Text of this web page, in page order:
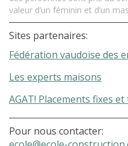
valeur d’un féminin et d’un
Sites partenaires:
Fédération vaudoise des
Les experts maisons
AGAT! Placements fixes
Pour nous contacter: